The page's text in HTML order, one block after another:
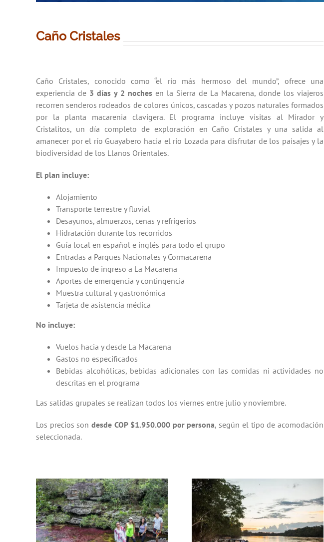
Caño Cristales
Caño Cristales, conocido como “el río más hermoso del mundo”, ofrece una
experiencia de 3 días y 2 noches en la Sierra de La Macarena, donde los viajeros
recorren senderos rodeados de colores únicos, cascadas y pozos naturales formados
por la planta macarenia clavigera. El programa incluye visitas al Mirador y
Cristalitos, un día completo de exploración en Caño Cristales y una salida al
amanecer por el río Guayabero hacia el río Lozada para disfrutar de los paisajes y la
biodiversidad de los Llanos Orientales.
El plan incluye:
Alojamiento
Transporte terrestre y fluvial
Desayunos, almuerzos, cenas y refrigerios
Hidratación durante los recorridos
Guía local en español e inglés para todo el grupo
Entradas a Parques Nacionales y Cormacarena
Impuesto de ingreso a La Macarena
Aportes de emergencia y contingencia
Muestra cultural y gastronómica
Tarjeta de asistencia médica
No incluye:
Vuelos hacia y desde La Macarena
Gastos no especificados
Bebidas alcohólicas, bebidas adicionales con las comidas ni actividades no
descritas en el programa
Las salidas grupales se realizan todos los viernes entre julio y noviembre.
Los precios sondesde COP $1.950.000 por persona, según el tipo de acomodación
seleccionada.